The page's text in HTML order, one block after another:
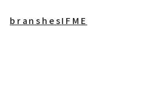
branshesIFME